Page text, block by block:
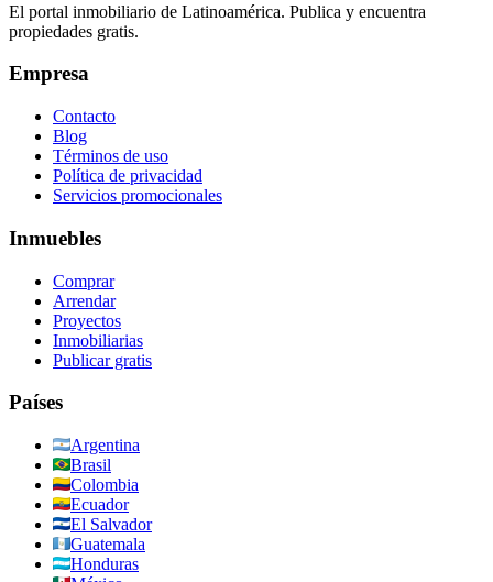
El portal inmobiliario de Latinoamérica. Publica y encuentra
propiedades gratis.
Empresa
Contacto
Blog
Términos de uso
Política de privacidad
Servicios promocionales
Inmuebles
Comprar
Arrendar
Proyectos
Inmobiliarias
Publicar gratis
Países
Argentina
Brasil
Colombia
Ecuador
El Salvador
Guatemala
Honduras